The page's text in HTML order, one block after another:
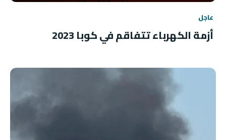
عاجل
أزمة الكهرباء تتفاقم في كوبا 2023